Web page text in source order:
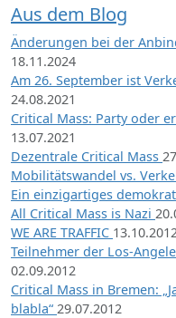
Aus dem Blog
Änderungen bei der
18.11.2024
Am 26. September ist
24.08.2021
Critical Mass: Party oder
13.07.2021
Dezentrale Critical Mass
Mobilitätswandel vs.
Ein einzigartiges
All Critical Mass is Nazi
WE ARE TRAFFIC 13.10.2012
Teilnehmer der Los-
02.09.2012
Critical Mass in Bremen:
blabla“ 29.07.2012